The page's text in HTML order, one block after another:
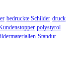
bedruckte Schilder druck
polystyrol
Standur